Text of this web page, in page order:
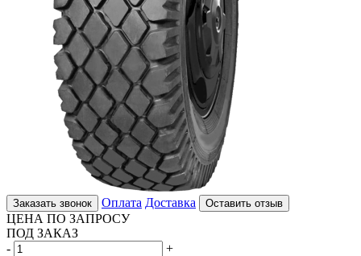
Заказать звонок Оплата Доставка Оставить отзыв
ЦЕНА ПО ЗАПРОСУ
ПОД ЗАКАЗ
-
+